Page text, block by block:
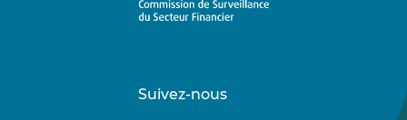
Suivez-nous